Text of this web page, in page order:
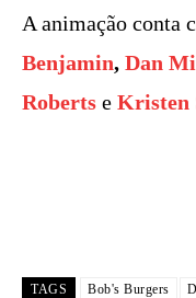
A animação conta
Benjamin, Dan
Roberts e Kristen
TAGS Bob's Burgers